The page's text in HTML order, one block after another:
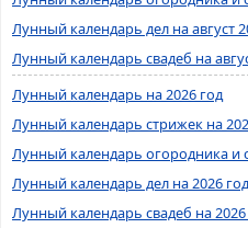
Лунный календарь дел на август
Лунный календарь свадеб на
Лунный календарь на 2026 год
Лунный календарь стрижек на
Лунный календарь огородника и
Лунный календарь дел на 2026 год
Лунный календарь свадеб на 2026